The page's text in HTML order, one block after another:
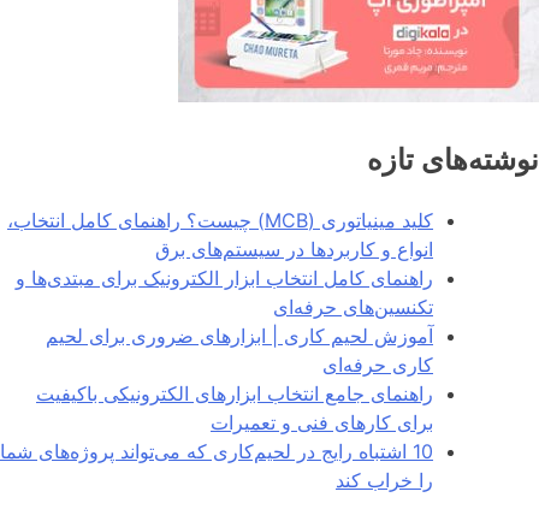
نوشته‌های تازه
کلید مینیاتوری (MCB) چیست؟ راهنمای کامل انتخاب،
انواع و کاربردها در سیستم‌های برق
راهنمای کامل انتخاب ابزار الکترونیک برای مبتدی‌ها و
تکنسین‌های حرفه‌ای
آموزش لحیم کاری | ابزارهای ضروری برای لحیم
کاری حرفه‌ای
راهنمای جامع انتخاب ابزارهای الکترونیکی باکیفیت
برای کارهای فنی و تعمیرات
10 اشتباه رایج در لحیم‌کاری که می‌تواند پروژه‌های شما
را خراب کند